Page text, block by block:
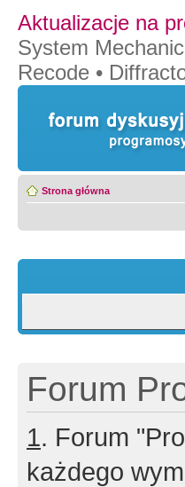
Aktualizacje na
System
Recode •
Strona główna
Forum
1. Forum
każdego